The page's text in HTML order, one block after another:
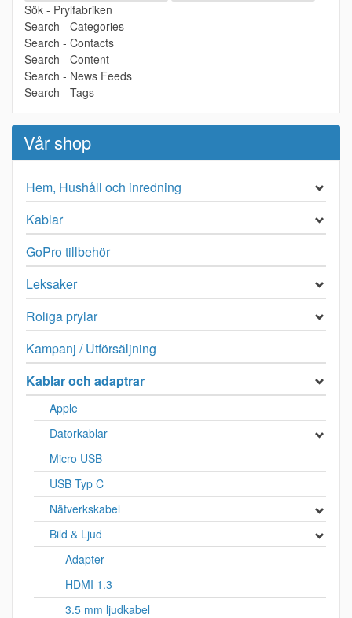
Sök - Prylfabriken
Search - Categories
Search - Contacts
Search - Content
Search - News Feeds
Search - Tags
Vår shop
Hem, Hushåll och inredning
Kablar
GoPro tillbehör
Leksaker
Roliga prylar
Kampanj / Utförsäljning
Kablar och adaptrar
Apple
Datorkablar
Micro USB
USB Typ C
Nätverkskabel
Bild & Ljud
Adapter
HDMI 1.3
3.5 mm ljudkabel